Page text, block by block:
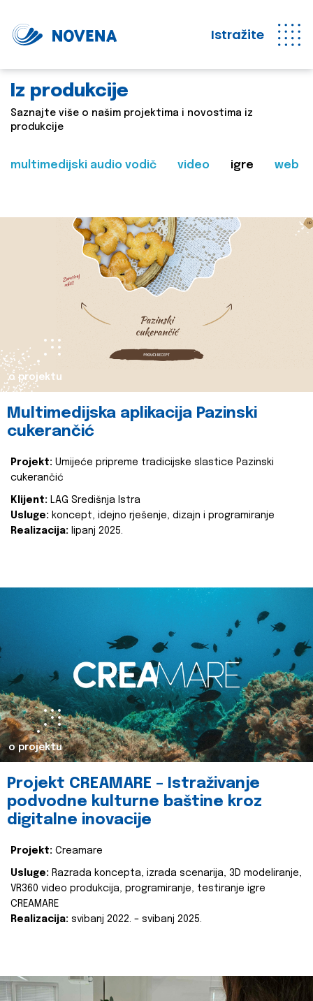
Istražite
Iz produkcije
Saznajte više o našim projektima i novostima iz
produkcije
multimedijski audio vodič video igre web
o projektu
Multimedijska aplikacija Pazinski
cukerančić
Projekt: Umijeće pripreme tradicijske slastice Pazinski
cukerančić
Klijent: LAG Središnja Istra
Usluge: koncept, idejno rješenje, dizajn i programiranje
Realizacija: lipanj 2025.
o projektu
Projekt CREAMARE – Istraživanje
podvodne kulturne baštine kroz
digitalne inovacije
Projekt: Creamare
Usluge: Razrada koncepta, izrada scenarija, 3D modeliranje,
VR360 video produkcija, programiranje, testiranje igre
CREAMARE
Realizacija: svibanj 2022. – svibanj 2025.